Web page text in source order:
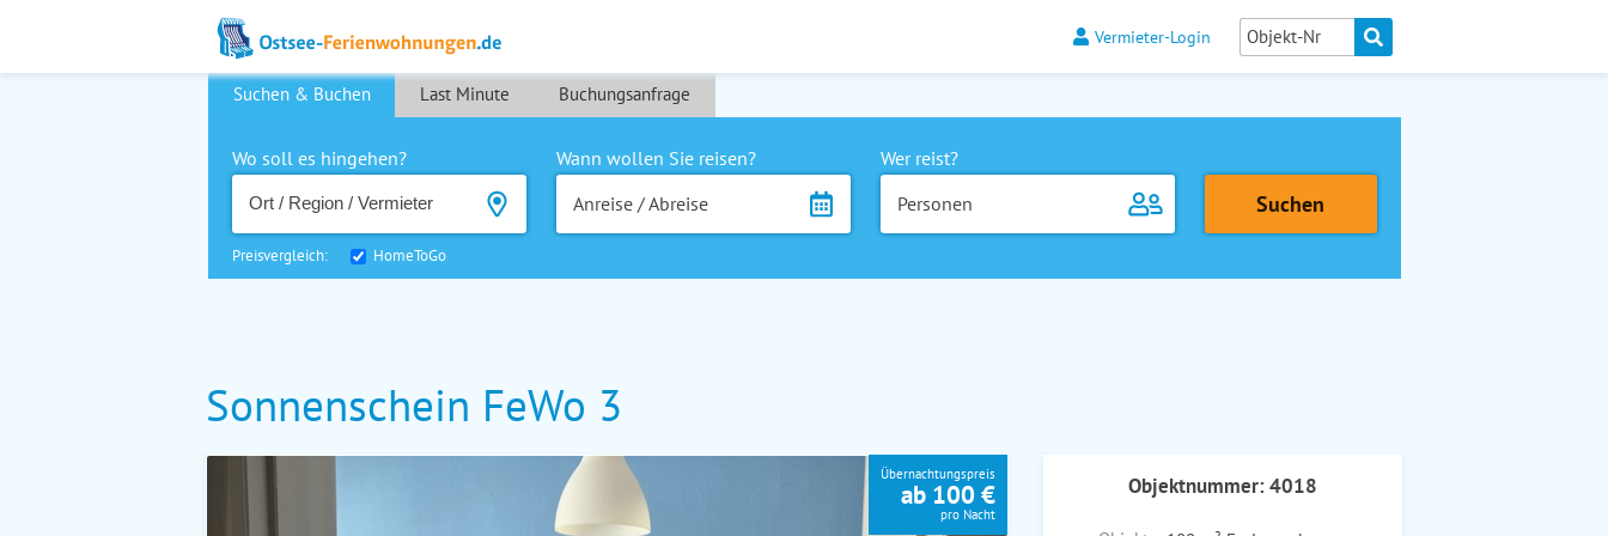
Vermieter-Login
Suchen & Buchen Last Minute Buchungsanfrage
Wo soll es hingehen?
Wann wollen Sie reisen?
Anreise / Abreise
Wer reist?
Personen
Preisvergleich: HomeToGo
Sonnenschein FeWo 3
Übernachtungspreis
ab 100 €
pro Nacht
Objektnummer: 4018